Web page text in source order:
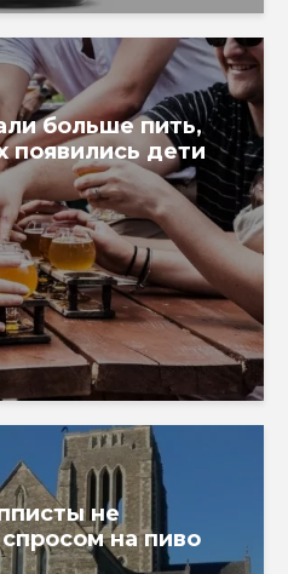
больше пить,
появились дети
не
на пиво